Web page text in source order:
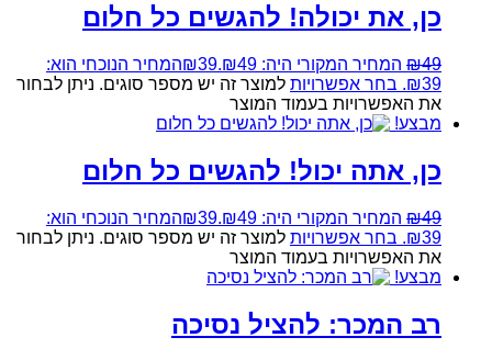
כן, את יכולה! להגשים כל חלום
₪49 המחיר המקורי היה: ₪49. ₪39
המחיר הנוכחי הוא:
₪39. בחר אפשרויות למוצר זה יש מספר סוגים. ניתן לבחור
את האפשרויות בעמוד המוצר
מבצע!
כן, אתה יכול! להגשים כל חלום
₪49 המחיר המקורי היה: ₪49. ₪39
המחיר הנוכחי הוא:
₪39. בחר אפשרויות למוצר זה יש מספר סוגים. ניתן לבחור
את האפשרויות בעמוד המוצר
מבצע!
רב המכר: להציל נסיכה